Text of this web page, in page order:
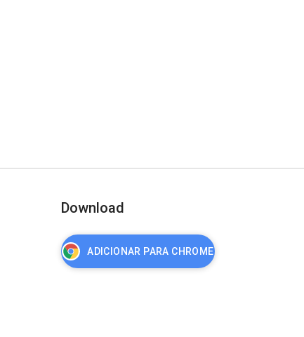
Download
ADICIONAR PARA CHROME